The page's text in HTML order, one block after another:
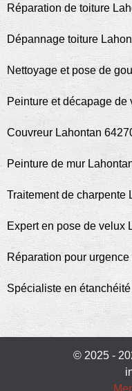
Réparation de toiture
Dépannage toiture
Nettoyage et pose de
Peinture et décapage
Couvreur Lahontan
Peinture de mur
Traitement de charpente
Expert en pose de velux
Réparation pour
Spécialiste en
© 2025 -